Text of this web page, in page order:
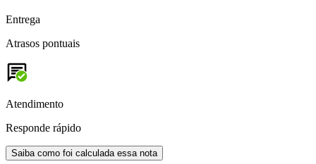
Entrega
Atrasos pontuais
Atendimento
Responde rápido
Saiba como foi calculada essa nota